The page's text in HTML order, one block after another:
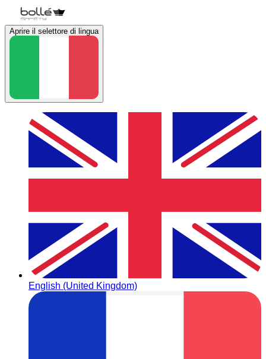
Aprire il selettore di lingua
English (United Kingdom)